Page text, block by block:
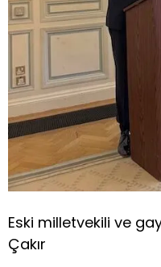
Eski milletvekili ve
Çakır